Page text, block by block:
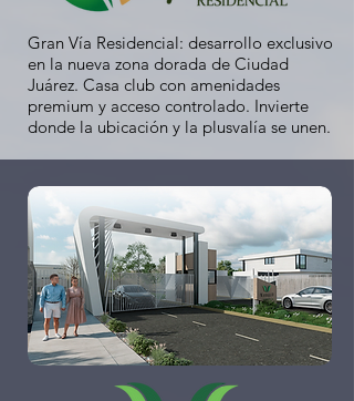
Gran Vía Residencial: desarrollo exclusivo
en la nueva zona dorada de Ciudad
Juárez. Casa club con amenidades
premium y acceso controlado. Invierte
donde la ubicación y la plusvalía se unen.